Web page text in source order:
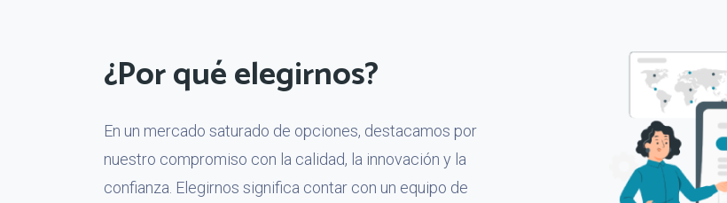
¿Por qué elegirnos?
En un mercado saturado de opciones, destacamos por
nuestro compromiso con la calidad, la innovación y la
confianza. Elegirnos significa contar con un equipo de